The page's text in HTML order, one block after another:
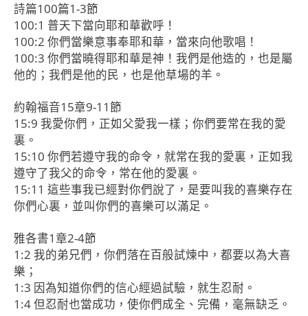
詩篇100篇1-3節
100:1 普天下當向耶和華歡呼！
100:2 你們當樂意事奉耶和華，當來向他歌唱！
100:3 你們當曉得耶和華是神！我們是他造的，也是屬
他的；我們是他的民，也是他草場的羊。
約翰福音15章9-11節
15:9 我愛你們，正如父愛我一樣；你們要常在我的愛
裏。
15:10 你們若遵守我的命令，就常在我的愛裏，正如我
遵守了我父的命令，常在他的愛裏。
15:11 這些事我已經對你們說了，是要叫我的喜樂存在
你們心裏，並叫你們的喜樂可以滿足。
雅各書1章2-4節
1:2 我的弟兄們，你們落在百般試煉中，都要以為大喜
樂；
1:3 因為知道你們的信心經過試驗，就生忍耐。
1:4 但忍耐也當成功，使你們成全、完備，毫無缺乏。